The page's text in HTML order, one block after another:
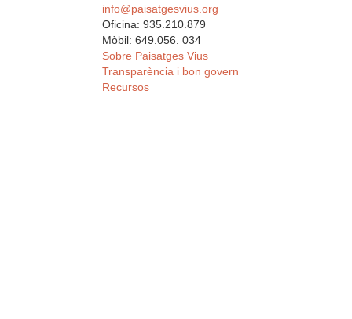
info@paisatgesvius.org
Oficina: 935.210.879
Mòbil: 649.056. 034
Sobre Paisatges Vius
Transparència i bon govern
Recursos